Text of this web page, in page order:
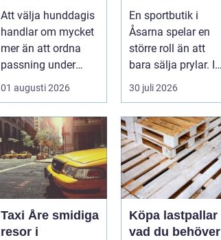
aktivt hundliv
nära stan
Att välja hunddagis
handlar om mycket
mer än att ordna
passning under
arbetsdagen. För
många hundäga...
01 augusti 2026
längdskidor och
löpning i södra
jämtland
En sportbutik i
Åsarna spelar en
större roll än att
bara sälja prylar. I
en by känd för
längdskidåkn...
30 juli 2026
Taxi Åre smidiga
resor i
Köpa lastpallar
vad du behöver